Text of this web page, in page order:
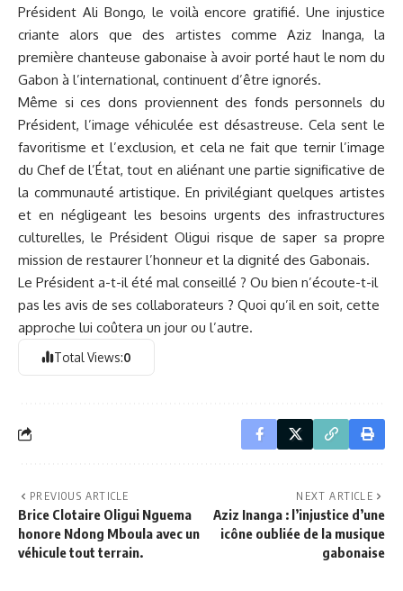
Président Ali Bongo, le voilà encore gratifié. Une injustice
criante alors que des artistes comme Aziz Inanga, la
première chanteuse gabonaise à avoir porté haut le nom du
Gabon à l’international, continuent d’être ignorés.
Même si ces dons proviennent des fonds personnels du
Président, l’image véhiculée est désastreuse. Cela sent le
favoritisme et l’exclusion, et cela ne fait que ternir l’image
du Chef de l’État, tout en aliénant une partie significative de
la communauté artistique. En privilégiant quelques artistes
et en négligeant les besoins urgents des infrastructures
culturelles, le Président Oligui risque de saper sa propre
mission de restaurer l’honneur et la dignité des Gabonais.
Le Président a-t-il été mal conseillé ? Ou bien n’écoute-t-il
pas les avis de ses collaborateurs ? Quoi qu’il en soit, cette
approche lui coûtera un jour ou l’autre.
Total Views:0
PREVIOUS ARTICLE
Brice Clotaire Oligui Nguema
honore Ndong Mboula avec un
véhicule tout terrain.
NEXT ARTICLE
Aziz Inanga : l’injustice d’une
icône oubliée de la musique
gabonaise